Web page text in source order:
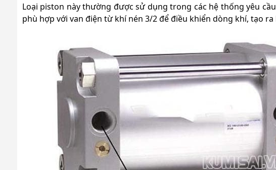
Loại piston này thường được sử dụng trong các hệ thống yêu
phù hợp với van điện từ khí nén 3/2 để điều khiển dòng khí, tạo ra